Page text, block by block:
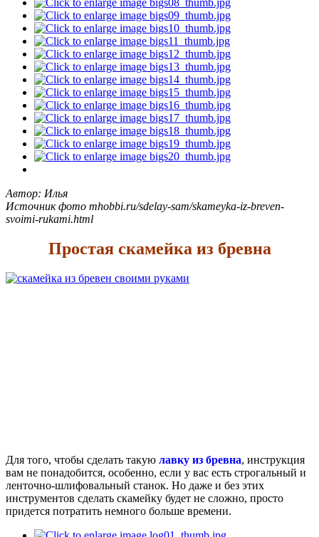
Автор: Илья
Источник фото mhobbi.ru/sdelay-sam/skameyka-iz-breven-
svoimi-rukami.html
Простая скамейка из бревна
Для того, чтобы сделать такую лавку из бревна, инструкция
вам не понадобится, особенно, если у вас есть строгальный и
ленточно-шлифовальный станок. Но даже и без этих
инструментов сделать скамейку будет не сложно, просто
придется потратить немного больше времени.